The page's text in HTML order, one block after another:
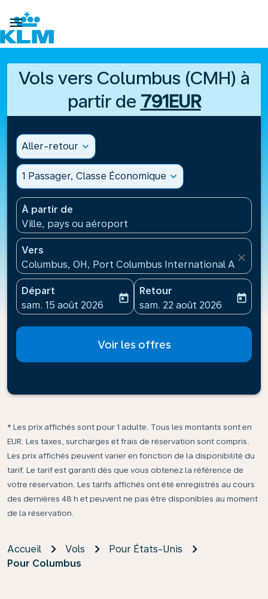

Vols vers Columbus (CMH) à
partir de 791EUR
Aller-retour expand_more
1 Passager, Classe Économique expand_more
À partir de
Ville, pays ou aéroport
Vers
Columbus, OH, Port Columbus International
close
Départ
fc-booking-departure-date-aria-label
sam. 15 août 2026
today
Retour
fc-booking-return-date-
sam. 22 août 2026
today
Voir les offres
* Les prix affichés sont pour 1 adulte. Tous les montants sont en
EUR. Les taxes, surcharges et frais de réservation sont compris.
Les prix affichés peuvent varier en fonction de la disponibilité du
tarif. Le tarif est garanti dès que vous obtenez la référence de
votre réservation. Les tarifs affichés ont été enregistrés au cours
des dernières 48 h et peuvent ne pas être disponibles au moment
de la réservation.
Accueil Vols
Pour États-Unis
Pour Columbus